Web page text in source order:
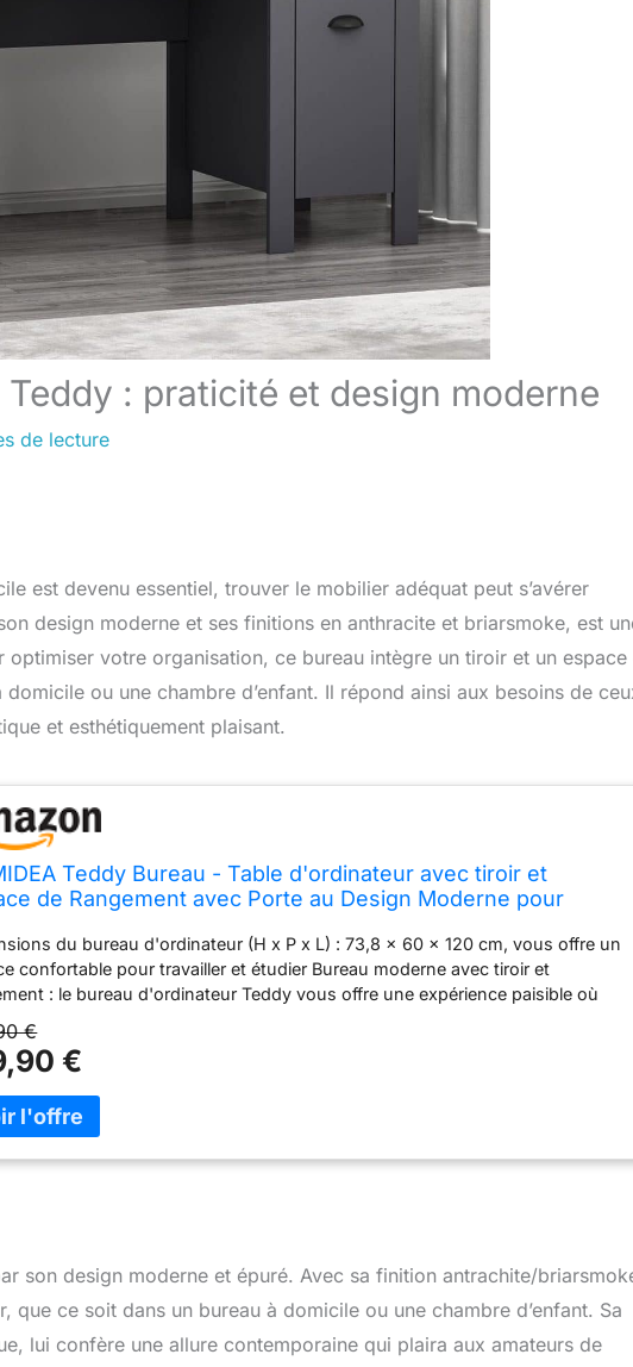
: praticité et design moderne
de lecture
est devenu essentiel, trouver le mobilier adéquat peut s’avérer
design moderne et ses finitions en anthracite et briarsmoke, est
votre organisation, ce bureau intègre un tiroir et un espace
ou une chambre d’enfant. Il répond ainsi aux besoins de
et esthétiquement plaisant.
Teddy Bureau - Table d'ordinateur avec tiroir et
de Rangement avec Porte au Design Moderne pour
du bureau d'ordinateur (H x P x L) : 73,8 x 60 x 120 cm, vous offre un
confortable pour travailler et étudier Bureau moderne avec tiroir et
: le bureau d'ordinateur Teddy vous offre une expérience paisible où
une structure solide ainsi qu'une belle apparence. Avec l'étagère de
avec porte et tiroir sous le bureau, vous pouvez facilement organiser
d'ordinateur et vos accessoires. Poste de travail : la hauteur de 72 cm
à vos jambes de bouger confortablement. Ce bureau vous offre un espace
pour vous concentrer sur le travail. Peut également servir de bureau
pour les enfants en apprentissage à distance. Fonctionnel et adapté à
Peut être utilisé comme bureau d'ordinateur, table d'apprentissage,
de jeu, bureau de jeu sur PC, table de travail, bureau à domicile, stations de
€
€
son design moderne et épuré. Avec sa finition antrachite/
que ce soit dans un bureau à domicile ou une chambre d’enfant. Sa
lui confère une allure contemporaine qui plaira aux amateurs de